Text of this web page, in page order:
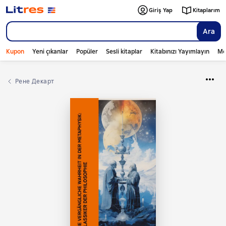
Ara
Giriş Yap Kitaplarım
Kupon Yeni çıkanlar Popüler Sesli kitaplar Kitabınızı Yayımlayın
Рене Декарт